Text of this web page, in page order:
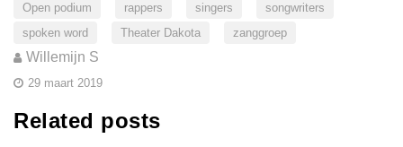
Open podium
rappers singers
songwriters
spoken word
Theater Dakota zanggroep
Willemijn S
29 maart 2019
Related posts